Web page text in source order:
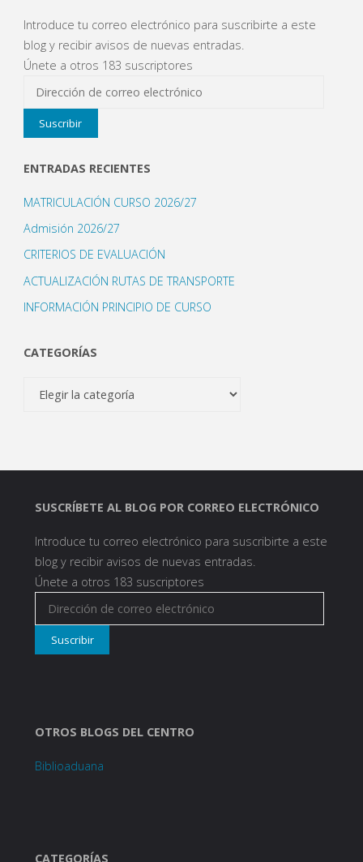
Introduce tu correo electrónico para suscribirte a este
blog y recibir avisos de nuevas entradas.
Únete a otros 183 suscriptores
correo
Suscribir
ENTRADAS RECIENTES
MATRICULACIÓN CURSO 2026/27
Admisión 2026/27
CRITERIOS DE EVALUACIÓN
ACTUALIZACIÓN RUTAS DE TRANSPORTE
INFORMACIÓN PRINCIPIO DE CURSO
CATEGORÍAS
Categorías
SUSCRÍBETE AL BLOG POR CORREO ELECTRÓNICO
Introduce tu correo electrónico para suscribirte a este
blog y recibir avisos de nuevas entradas.
Únete a otros 183 suscriptores
Dirección
de
correo
Suscribir
OTROS BLOGS DEL CENTRO
Biblioaduana
CATEGORÍAS